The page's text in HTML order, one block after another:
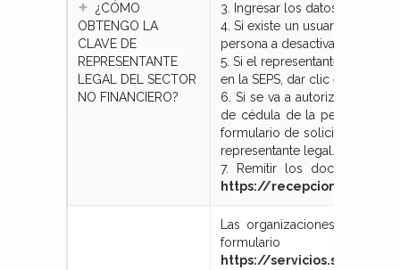
¿CÓMO
OBTENGO LA
CLAVE DE
REPRESENTANTE
LEGAL DEL SECTOR
NO FINANCIERO?
3. Ingresar los datos
4. Si existe un usuario
persona a desactivar.
5. Si el representante legal de
en la SEPS, dar clic en “
6. Si se va a autorizar a una
de cédula de la persona
formulario de solicitud de
representante legal.
7. Remitir los documentos
https://
Las organizaciones del
formulario
https://